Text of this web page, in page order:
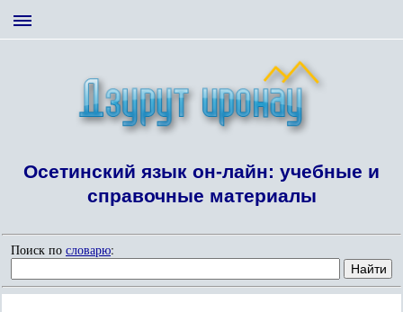
Осетинский язык он-лайн: учебные и
справочные материалы
Поиск по словарю: